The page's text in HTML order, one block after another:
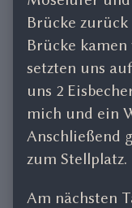
Brücke
Brücke
setzten uns
uns 2
mich und ein
Anschließend
zum Stellplatz.
Am nächsten